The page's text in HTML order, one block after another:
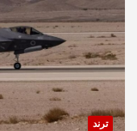
ترند